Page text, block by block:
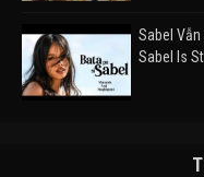
Sabel Vẫn
Sabel Is
Takas